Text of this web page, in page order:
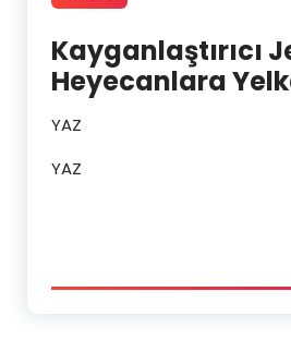
Kayganlaştırıcı
Heyecanlara
YAZ
YAZ